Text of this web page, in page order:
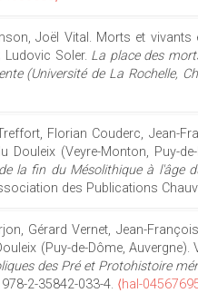
Joël Vital. Morts et
Ludovic Soler. La place des
(Université de La Rochelle,
Florian Couderc, Jean-
(Veyre-Monton, Puy-
la fin du Mésolithique à l'âge
des Publications
Gérard Vernet, Jean-
(Puy-de-Dôme,
des Pré et Protohistoire
2-35842-033-4. ⟨hal-